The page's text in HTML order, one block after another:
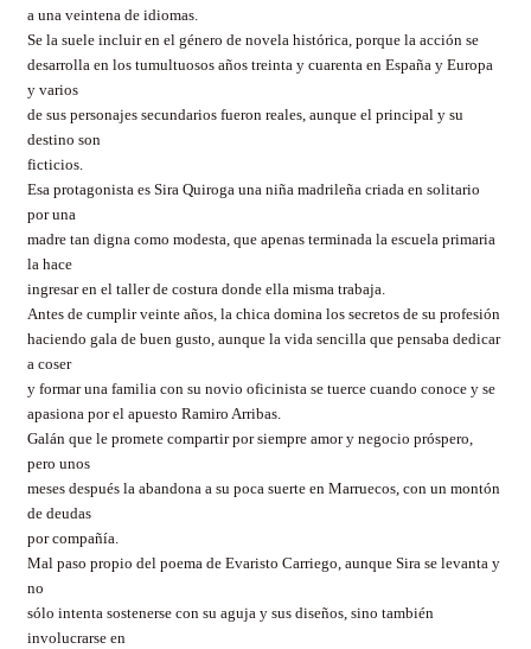
a una veintena de idiomas.
Se la suele incluir en el género de novela histórica, porque la acción se
desarrolla en los tumultuosos años treinta y cuarenta en España y Europa
y varios
de sus personajes secundarios fueron reales, aunque el principal y su
destino son
ficticios.
Esa protagonista es Sira Quiroga una niña madrileña criada en solitario
por una
madre tan digna como modesta, que apenas terminada la escuela primaria
la hace
ingresar en el taller de costura donde ella misma trabaja.
Antes de cumplir veinte años, la chica domina los secretos de su profesión
haciendo gala de buen gusto, aunque la vida sencilla que pensaba dedicar
a coser
y formar una familia con su novio oficinista se tuerce cuando conoce y se
apasiona por el apuesto Ramiro Arribas.
Galán que le promete compartir por siempre amor y negocio próspero,
pero unos
meses después la abandona a su poca suerte en Marruecos, con un montón
de deudas
por compañía.
Mal paso propio del poema de Evaristo Carriego, aunque Sira se levanta y
no
sólo intenta sostenerse con su aguja y sus diseños, sino también
involucrarse en